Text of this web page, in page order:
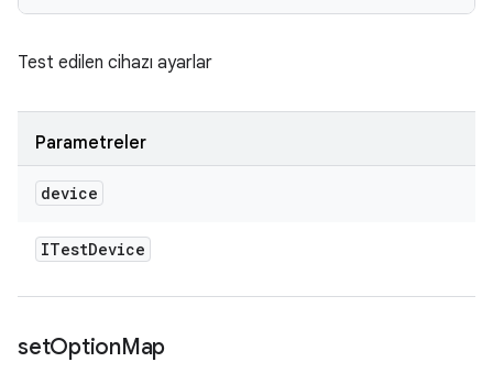
Test edilen cihazı ayarlar
Parametreler
device
ITestDevice
setOptionMap